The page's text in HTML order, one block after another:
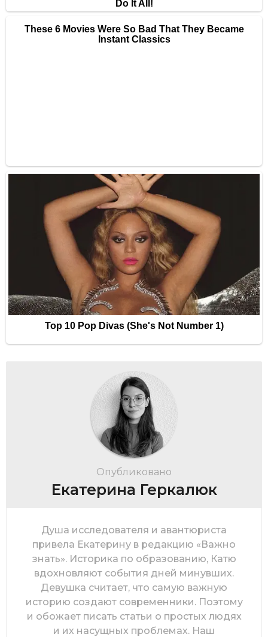
Опубликовано
Екатерина Геркалюк
Душа исследователя и авантюриста
привела Екатерину в редакцию «Важно
знать». Историка по образованию, Катю
вдохновляют события дней минувших.
Девушка считает, что самую важную
историю создают современники. Поэтому
и обожает писать статьи о простых людях
и их насущных проблемах. Наш